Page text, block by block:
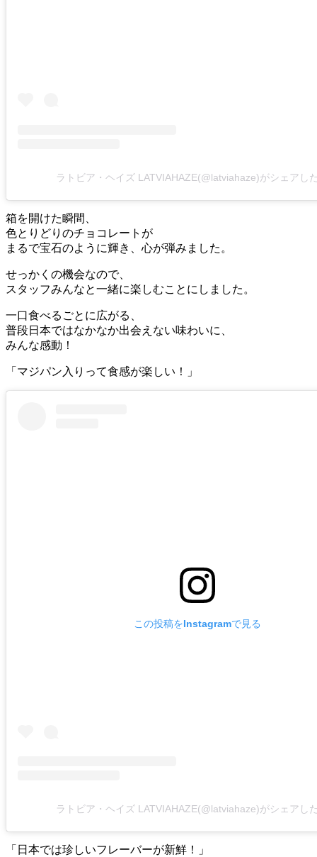
ラトビア・ヘイズ LATVIAHAZE(@latviahaze)がシェアし
箱を開けた瞬間、
色とりどりのチョコレートが
まるで宝石のように輝き、心が弾みました。
せっかくの機会なので、
スタッフみんなと一緒に楽しむことにしました。
一口食べるごとに広がる、
普段日本ではなかなか出会えない味わいに、
みんな感動！
「マジパン入りって食感が楽しい！」
この投稿をInstagramで見る
ラトビア・ヘイズ LATVIAHAZE(@latviahaze)がシェアし
「日本では珍しいフレーバーが新鮮！」